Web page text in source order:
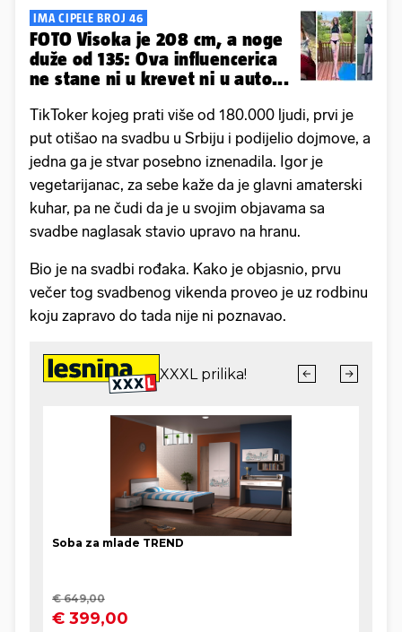
IMA CIPELE BROJ 46
FOTO Visoka je 208 cm, a noge
duže od 135: Ova influencerica
ne stane ni u krevet ni u auto...
TikToker kojeg prati više od 180.000 ljudi, prvi je
put otišao na svadbu u Srbiju i podijelio dojmove, a
jedna ga je stvar posebno iznenadila. Igor je
vegetarijanac, za sebe kaže da je glavni amaterski
kuhar, pa ne čudi da je u svojim objavama sa
svadbe naglasak stavio upravo na hranu.
Bio je na svadbi rođaka. Kako je objasnio, prvu
večer tog svadbenog vikenda proveo je uz rodbinu
koju zapravo do tada nije ni poznavao.